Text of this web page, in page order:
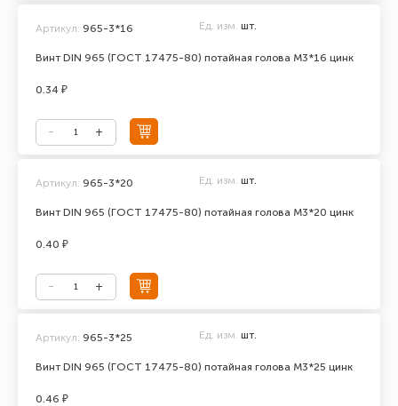
Винт DIN 965 (ГОСТ 17475-80) потайная голова М3*16 цинк
Артикул: 965-3*16 Ед. изм. шт.
0.34 ₽
Винт DIN 965 (ГОСТ 17475-80) потайная голова М3*20 цинк
Артикул: 965-3*20 Ед. изм. шт.
0.40 ₽
Винт DIN 965 (ГОСТ 17475-80) потайная голова М3*25 цинк
Артикул: 965-3*25 Ед. изм. шт.
0.46 ₽